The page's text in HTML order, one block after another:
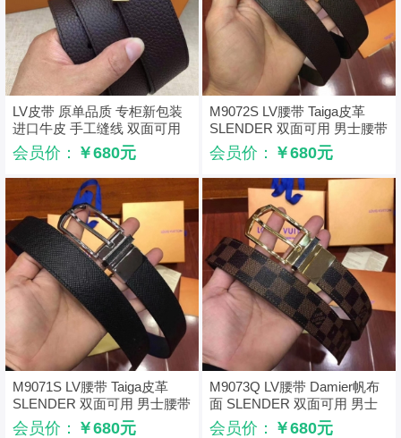
LV皮带 原单品质 专柜新包装
进口牛皮 手工缝线 双面可用
深棕色
会员价： ￥680元
M9072S LV腰带 Taiga皮革
SLENDER 双面可用 男士腰带
啡黑金扣
会员价： ￥680元
M9071S LV腰带 Taiga皮革
SLENDER 双面可用 男士腰带
黑蓝银扣
会员价： ￥680元
M9073Q LV腰带 Damier帆布
面 SLENDER 双面可用 男士
腰带 啡棋盘格金扣
会员价： ￥680元